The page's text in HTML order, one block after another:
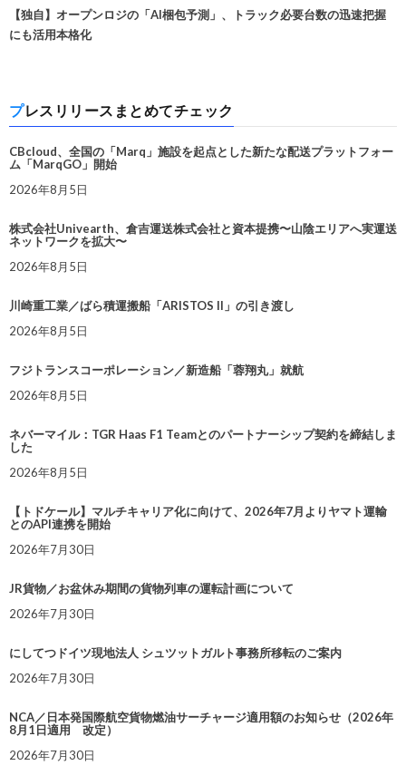
【独自】オープンロジの「AI梱包予測」、トラック必要台数の迅速把握
にも活用本格化
プレスリリースまとめてチェック
CBcloud、全国の「Marq」施設を起点とした新たな配送プラットフォー
ム「MarqGO」開始
2026年8月5日
株式会社Univearth、倉吉運送株式会社と資本提携〜山陰エリアへ実運送
ネットワークを拡大〜
2026年8月5日
川崎重工業／ばら積運搬船「ARISTOS II」の引き渡し
2026年8月5日
フジトランスコーポレーション／新造船「蓉翔丸」就航
2026年8月5日
ネバーマイル：TGR Haas F1 Teamとのパートナーシップ契約を締結しま
した
2026年8月5日
【トドケール】マルチキャリア化に向けて、2026年7月よりヤマト運輸
とのAPI連携を開始
2026年7月30日
JR貨物／お盆休み期間の貨物列車の運転計画について
2026年7月30日
にしてつドイツ現地法人 シュツットガルト事務所移転のご案内
2026年7月30日
NCA／日本発国際航空貨物燃油サーチャージ適用額のお知らせ（2026年
8月1日適用 改定）
2026年7月30日